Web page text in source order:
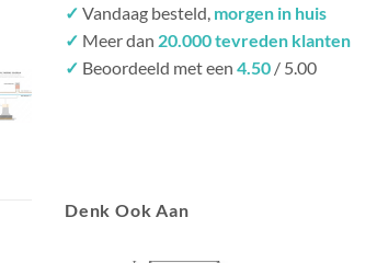
✓ Vandaag besteld, morgen in huis
✓ Meer dan 20.000 tevreden klanten
✓ Beoordeeld met een 4.50 / 5.00
Denk Ook Aan